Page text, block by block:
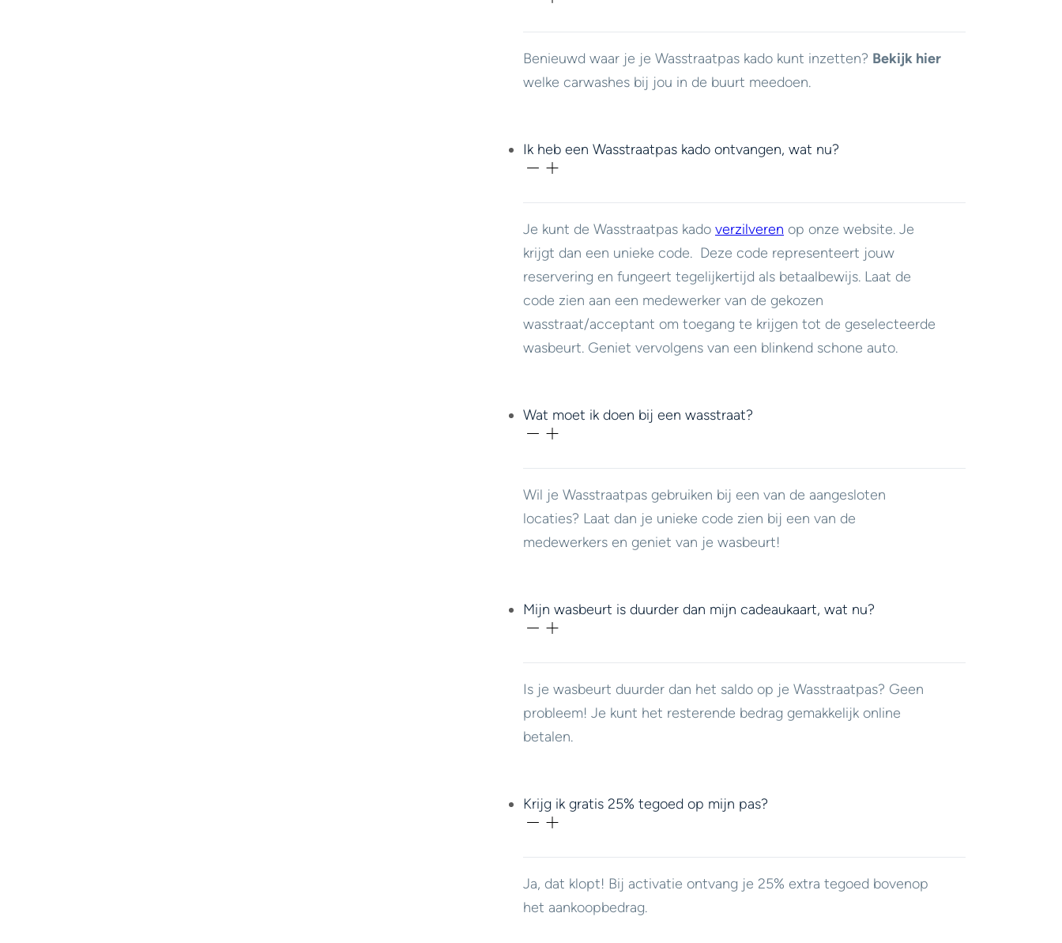
Benieuwd waar je je Wasstraatpas kado kunt inzetten? Bekijk hier
welke carwashes bij jou in de buurt meedoen.
Ik heb een Wasstraatpas kado ontvangen, wat nu?
Je kunt de Wasstraatpas kado verzilveren op onze website. Je
krijgt dan een unieke code. Deze code representeert jouw
reservering en fungeert tegelijkertijd als betaalbewijs. Laat de
code zien aan een medewerker van de gekozen
wasstraat/acceptant om toegang te krijgen tot de geselecteerde
wasbeurt. Geniet vervolgens van een blinkend schone auto.
Wat moet ik doen bij een wasstraat?
Wil je Wasstraatpas gebruiken bij een van de aangesloten
locaties? Laat dan je unieke code zien bij een van de
medewerkers en geniet van je wasbeurt!
Mijn wasbeurt is duurder dan mijn cadeaukaart, wat nu?
Is je wasbeurt duurder dan het saldo op je Wasstraatpas? Geen
probleem! Je kunt het resterende bedrag gemakkelijk online
betalen.
Krijg ik gratis 25% tegoed op mijn pas?
Ja, dat klopt! Bij activatie ontvang je 25% extra tegoed bovenop
het aankoopbedrag.